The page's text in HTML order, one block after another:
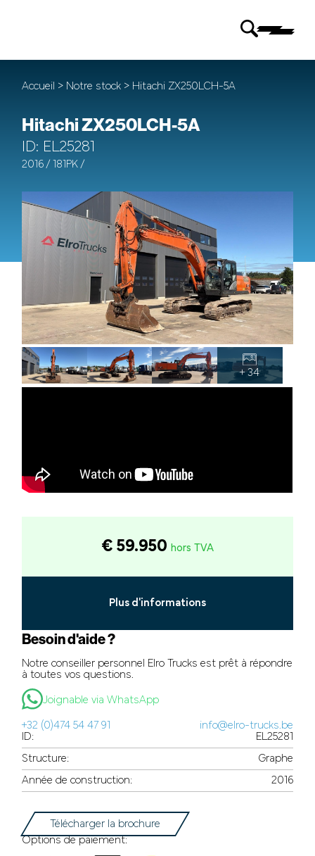
Hitachi ZX250LCH-5A
ID: EL25281
2016 / 181PK /
Accueil > Notre stock > Hitachi ZX250LCH-5A
+ 34
€ 59.950 hors TVA
Plus d'informations
Besoin d'aide ?
Notre conseiller personnel Elro Trucks est prêt à répondre
à toutes vos questions.
Joignable via WhatsApp
+32 (0)474 54 47 91
info@elro-trucks.be
ID:
EL25281
Structure:
Graphe
Année de construction:
2016
Télécharger la brochure
Options de paiement: